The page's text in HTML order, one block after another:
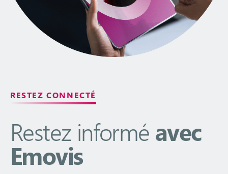
RESTEZ CONNECTÉ
Restez informé avec
Emovis